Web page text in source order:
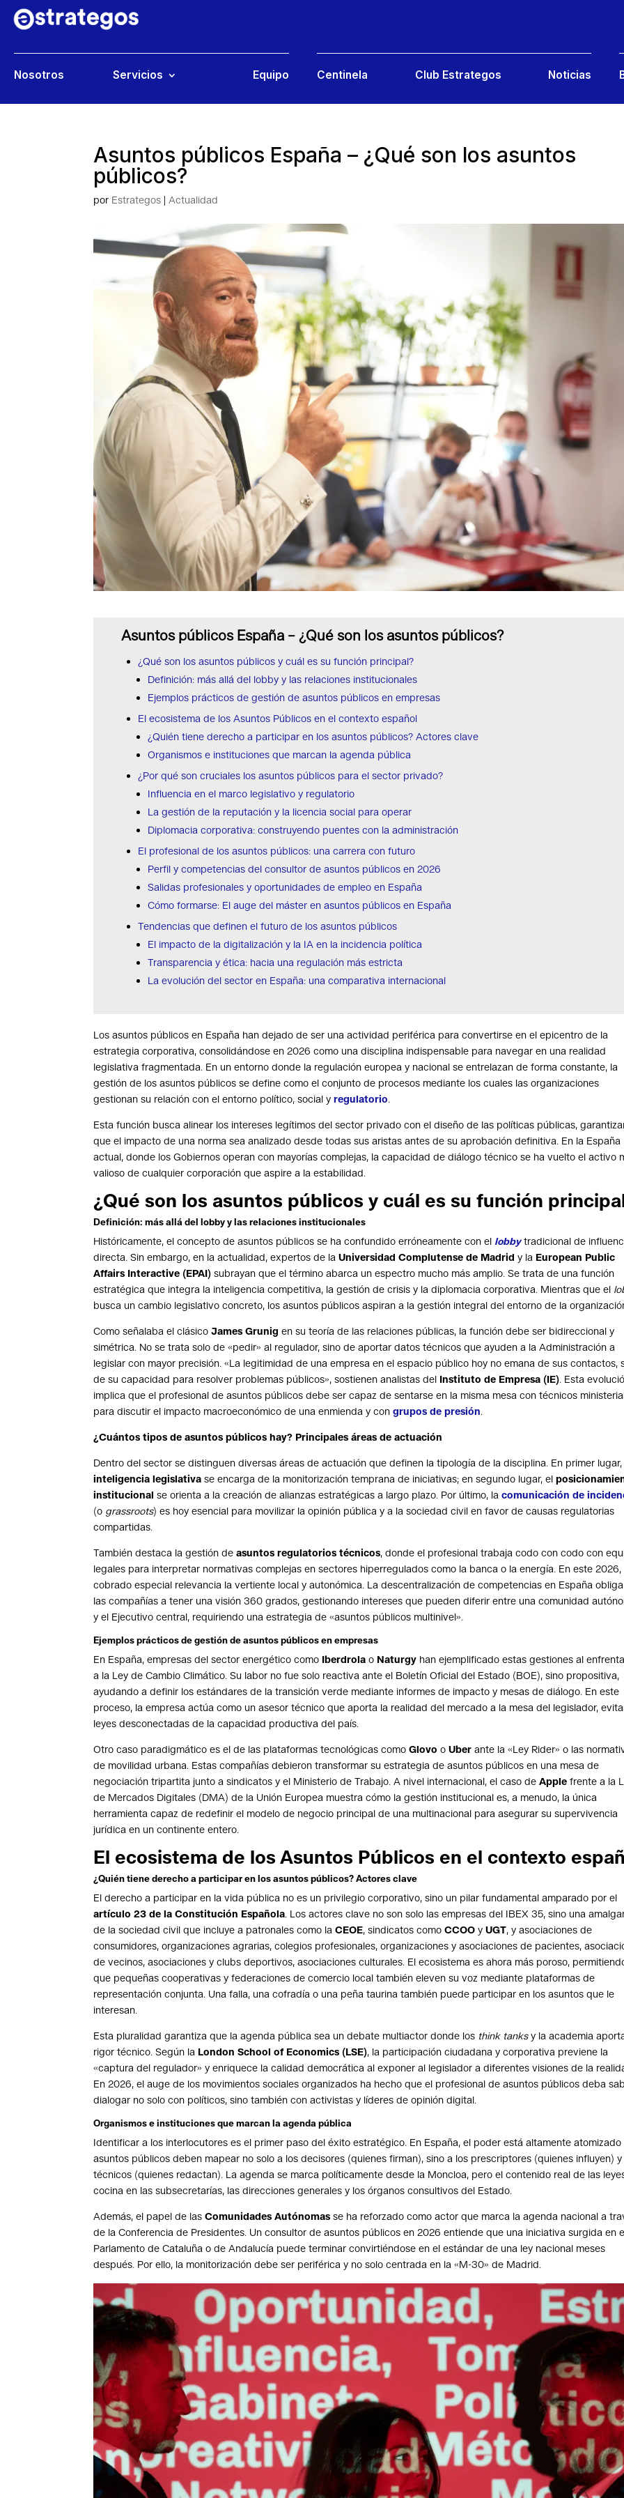
Nosotros Servicios Equipo Centinela Club Estrategos Noticias
Asuntos públicos España – ¿Qué son los asuntos
públicos?
por Estrategos |Actualidad
Asuntos públicos España – ¿Qué son los asuntos públicos?
¿Qué son los asuntos públicos y cuál es su función principal?
Definición: más allá del lobby y las relaciones institucionales
Ejemplos prácticos de gestión de asuntos públicos en empresas
El ecosistema de los Asuntos Públicos en el contexto español
¿Quién tiene derecho a participar en los asuntos públicos? Actores clave
Organismos e instituciones que marcan la agenda pública
¿Por qué son cruciales los asuntos públicos para el sector privado?
Influencia en el marco legislativo y regulatorio
La gestión de la reputación y la licencia social para operar
Diplomacia corporativa: construyendo puentes con la administración
El profesional de los asuntos públicos: una carrera con futuro
Perfil y competencias del consultor de asuntos públicos en 2026
Salidas profesionales y oportunidades de empleo en España
Cómo formarse: El auge del máster en asuntos públicos en España
Tendencias que definen el futuro de los asuntos públicos
El impacto de la digitalización y la IA en la incidencia política
Transparencia y ética: hacia una regulación más estricta
La evolución del sector en España: una comparativa internacional
Los asuntos públicos en España han dejado de ser una actividad periférica para convertirse en el epicentro de la
estrategia corporativa, consolidándose en 2026 como una disciplina indispensable para navegar en una realidad
legislativa fragmentada. En un entorno donde la regulación europea y nacional se entrelazan de forma constante, la
gestión de los asuntos públicos se define como el conjunto de procesos mediante los cuales las organizaciones
gestionan su relación con el entorno político, social yregulatorio.
Esta función busca alinear los intereses legítimos del sector privado con el diseño de las políticas públicas,
que el impacto de una norma sea analizado desde todas sus aristas antes de su aprobación definitiva. En la España
actual, donde los Gobiernos operan con mayorías complejas, la capacidad de diálogo técnico se ha vuelto el activo
valioso de cualquier corporación que aspire a la estabilidad.
¿Qué son los asuntos públicos y cuál es su función
Definición: más allá del lobby y las relaciones institucionales
Históricamente, el concepto de asuntos públicos se ha confundido erróneamente con el lobbytradicional de
directa. Sin embargo, en la actualidad, expertos de laUniversidad Complutense de Madrid y la European Public
Affairs Interactive (EPAI) subrayan que el término abarca un espectro mucho más amplio. Se trata de una función
estratégica que integra la inteligencia competitiva, la gestión de crisis y la diplomacia corporativa. Mientras que el
busca un cambio legislativo concreto, los asuntos públicos aspiran a la gestión integral del entorno de la
Como señalaba el clásicoJames Grunig en su teoría de las relaciones públicas, la función debe ser bidireccional y
simétrica. No se trata solo de «pedir» al regulador, sino de aportar datos técnicos que ayuden a la Administración a
legislar con mayor precisión. «La legitimidad de una empresa en el espacio público hoy no emana de sus contactos,
de su capacidad para resolver problemas públicos», sostienen analistas del Instituto de Empresa (IE). Esta
implica que el profesional de asuntos públicos debe ser capaz de sentarse en la misma mesa con técnicos
para discutir el impacto macroeconómico de una enmienda y congrupos de presión.
¿Cuántos tipos de asuntos públicos hay? Principales áreas de actuación
Dentro del sector se distinguen diversas áreas de actuación que definen la tipología de la disciplina. En primer lugar,
inteligencia legislativa se encarga de la monitorización temprana de iniciativas; en segundo lugar, el
institucional se orienta a la creación de alianzas estratégicas a largo plazo. Por último, lacomunicación de
(o grassroots) es hoy esencial para movilizar la opinión pública y a la sociedad civil en favor de causas regulatorias
compartidas.
También destaca la gestión deasuntos regulatorios técnicos, donde el profesional trabaja codo con codo con
legales para interpretar normativas complejas en sectores hiperregulados como la banca o la energía. En este 2026,
cobrado especial relevancia la vertiente local y autonómica. La descentralización de competencias en España
las compañías a tener una visión 360 grados, gestionando intereses que pueden diferir entre una comunidad
y el Ejecutivo central, requiriendo una estrategia de «asuntos públicos multinivel».
Ejemplos prácticos de gestión de asuntos públicos en empresas
En España, empresas del sector energético como Iberdrola o Naturgy han ejemplificado estas gestiones al
a la Ley de Cambio Climático. Su labor no fue solo reactiva ante el Boletín Oficial del Estado (BOE), sino propositiva,
ayudando a definir los estándares de la transición verde mediante informes de impacto y mesas de diálogo. En este
proceso, la empresa actúa como un asesor técnico que aporta la realidad del mercado a la mesa del legislador,
leyes desconectadas de la capacidad productiva del país.
Otro caso paradigmático es el de las plataformas tecnológicas comoGlovo oUber ante la «Ley Rider» o las
de movilidad urbana. Estas compañías debieron transformar su estrategia de asuntos públicos en una mesa de
negociación tripartita junto a sindicatos y el Ministerio de Trabajo. A nivel internacional, el caso deApple frente a la
de Mercados Digitales (DMA) de la Unión Europea muestra cómo la gestión institucional es, a menudo, la única
herramienta capaz de redefinir el modelo de negocio principal de una multinacional para asegurar su supervivencia
jurídica en un continente entero.
El ecosistema de los Asuntos Públicos en el contexto
¿Quién tiene derecho a participar en los asuntos públicos? Actores clave
El derecho a participar en la vida pública no es un privilegio corporativo, sino un pilar fundamental amparado por el
artículo 23 de la Constitución Española. Los actores clave no son solo las empresas del IBEX 35, sino una
de la sociedad civil que incluye a patronales como laCEOE, sindicatos comoCCOO yUGT, y asociaciones de
consumidores, organizaciones agrarias, colegios profesionales, organizaciones y asociaciones de pacientes,
de vecinos, asociaciones y clubs deportivos, asociaciones culturales. El ecosistema es ahora más poroso,
que pequeñas cooperativas y federaciones de comercio local también eleven su voz mediante plataformas de
representación conjunta. Una falla, una cofradía o una peña taurina también puede participar en los asuntos que le
interesan.
Esta pluralidad garantiza que la agenda pública sea un debate multiactor donde los think tanksy la academia
rigor técnico. Según la London School of Economics (LSE), la participación ciudadana y corporativa previene la
«captura del regulador» y enriquece la calidad democrática al exponer al legislador a diferentes visiones de la
En 2026, el auge de los movimientos sociales organizados ha hecho que el profesional de asuntos públicos deba
dialogar no solo con políticos, sino también con activistas y líderes de opinión digital.
Organismos e instituciones que marcan la agenda pública
Identificar a los interlocutores es el primer paso del éxito estratégico. En España, el poder está altamente atomizado
asuntos públicos deben mapear no solo a los decisores (quienes firman), sino a los prescriptores (quienes influyen) y
técnicos (quienes redactan). La agenda se marca políticamente desde la Moncloa, pero el contenido real de las
cocina en las subsecretarías, las direcciones generales y los órganos consultivos del Estado.
Además, el papel de lasComunidades Autónomas se ha reforzado como actor que marca la agenda nacional a
de la Conferencia de Presidentes. Un consultor de asuntos públicos en 2026 entiende que una iniciativa surgida en
Parlamento de Cataluña o de Andalucía puede terminar convirtiéndose en el estándar de una ley nacional meses
después. Por ello, la monitorización debe ser periférica y no solo centrada en la «M-30» de Madrid.